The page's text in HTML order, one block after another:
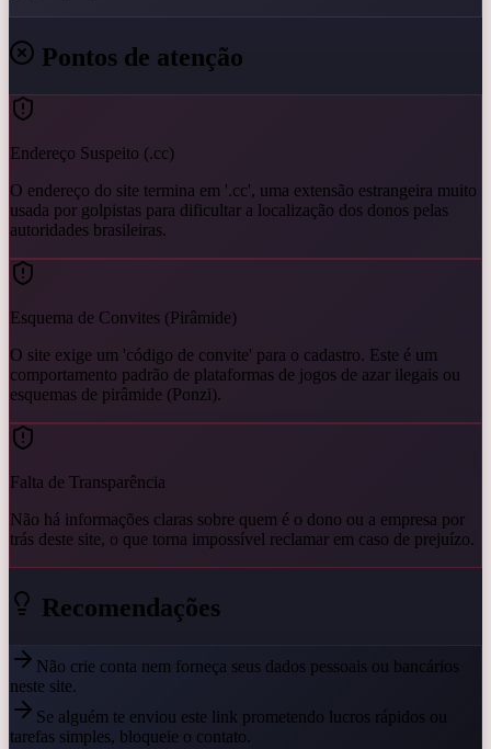
Pontos de atenção
Endereço Suspeito (.cc)
O endereço do site termina em '.cc', uma extensão estrangeira muito
usada por golpistas para dificultar a localização dos donos pelas
autoridades brasileiras.
Esquema de Convites (Pirâmide)
O site exige um 'código de convite' para o cadastro. Este é um
comportamento padrão de plataformas de jogos de azar ilegais ou
esquemas de pirâmide (Ponzi).
Falta de Transparência
Não há informações claras sobre quem é o dono ou a empresa por
trás deste site, o que torna impossível reclamar em caso de prejuízo.
Recomendações
Não crie conta nem forneça seus dados pessoais ou bancários
neste site.
Se alguém te enviou este link prometendo lucros rápidos ou
tarefas simples, bloqueie o contato.